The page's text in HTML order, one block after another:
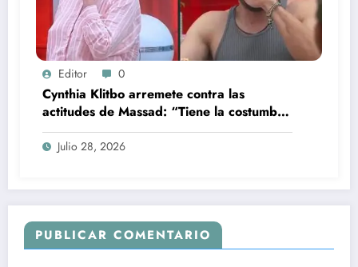
Editor 0
Cynthia Klitbo arremete contra las
actitudes de Massad: “Tiene la costumbre
de que somos gatas”
Julio 28, 2026
PUBLICAR COMENTARIO